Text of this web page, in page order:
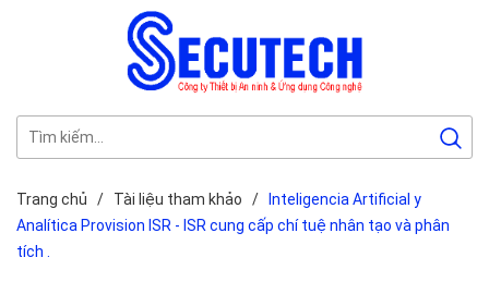
Trang chủ / Tài liệu tham khảo /
Inteligencia Artificial y
Analítica Provision ISR - ISR cung cấp chí tuệ nhân tạo và phân
tích .